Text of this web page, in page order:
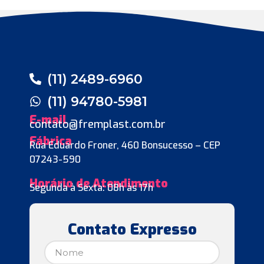
(11) 2489-6960
(11) 94780-5981
E-mail
contato@fremplast.com.br
Fábrica
Rua Eduardo Froner, 460 Bonsucesso – CEP
07243-590
Horário de Atendimento
Segunda à Sexta: 08h às 17h
Contato Expresso